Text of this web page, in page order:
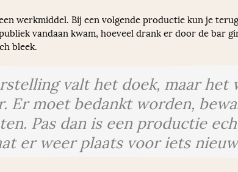
werkmiddel. Bij een volgende productie kun je
vandaan kwam, hoeveel drank er door de bar
bleek.
valt het doek, maar het
Er moet bedankt worden,
Pas dan is een productie
er weer plaats voor iets